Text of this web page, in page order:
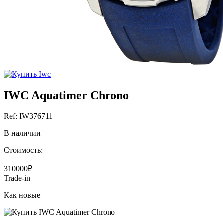
IWC Aquatimer Chrono
Ref: IW376711
В наличии
Стоимость:
310000₽
Trade-in
Как новые